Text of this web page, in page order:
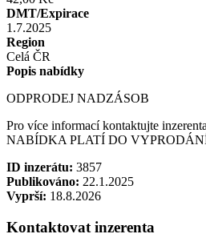
DMT/Expirace
1.7.2025
Region
Celá ČR
Popis nabídky
ODPRODEJ NADZÁSOB
Pro více informací kontaktujte inzerenta
NABÍDKA PLATÍ DO
ID inzerátu: 3857
Publikováno: 22.1.2025
Vyprší: 18.8.2026
Kontaktovat inzerenta